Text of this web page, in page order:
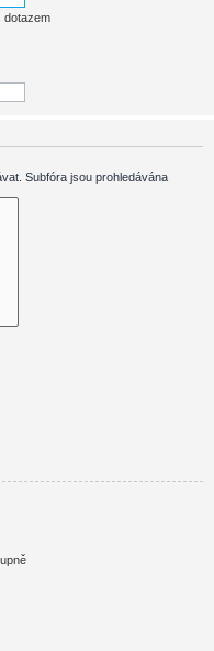
dotazem
Subfóra jsou prohledávána